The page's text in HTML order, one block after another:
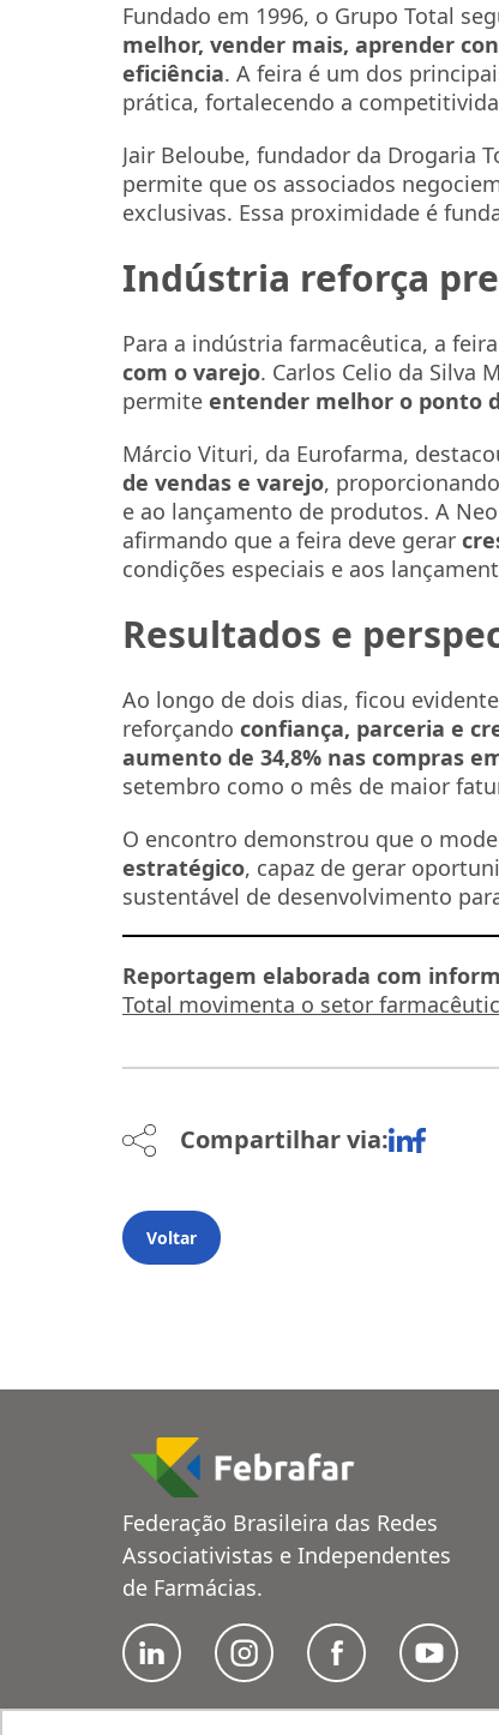
Fundado em 1996, o Grupo Total
melhor, vender mais, aprender
eficiência. A feira é um dos
prática, fortalecendo a
Jair Beloube, fundador da Drogaria
permite que os associados
exclusivas. Essa proximidade é
Indústria reforça
Para a indústria farmacêutica, a
com o varejo. Carlos Celio da Silva
permite entender melhor o ponto
Márcio Vituri, da Eurofarma,
de vendas e varejo,
e ao lançamento de produtos. A
afirmando que a feira deve gerar
condições especiais e aos
Resultados e
Ao longo de dois dias, ficou
reforçando confiança, parceria e
aumento de 34,8% nas compras
setembro como o mês de maior
O encontro demonstrou que o
estratégico, capaz de gerar
sustentável de desenvolvimento
Reportagem elaborada com
Total movimenta o setor
Compartilhar via:
Voltar
Federação Brasileira das Redes
Associativistas e Independentes
de Farmácias.